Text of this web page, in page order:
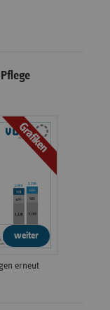
Grafiken
weiter
erneut